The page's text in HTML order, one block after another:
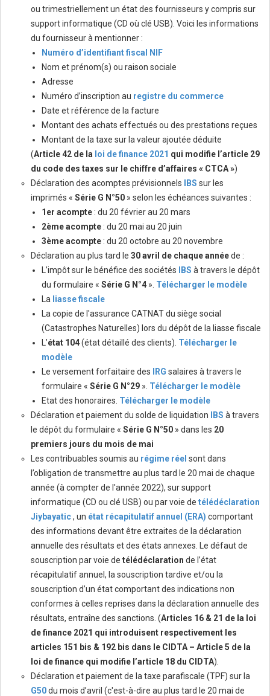
ou trimestriellement un état des fournisseurs y compris sur
support informatique (CD où clé USB). Voici les informations
du fournisseur à mentionner :
Numéro d’identifiant fiscal NIF
Nom et prénom(s) ou raison sociale
Adresse
Numéro d’inscription au registre du commerce
Date et référence de la facture
Montant des achats effectués ou des prestations reçues
Montant de la taxe sur la valeur ajoutée déduite
(Article 42 de la loi de finance 2021 qui modifie l’article 29
du code des taxes sur le chiffre d’affaires « CTCA »)
Déclaration des acomptes prévisionnels
IBS sur les
imprimés « Série G N°50 » selon les échéances suivantes :
1er acompte : du 20 février au 20 mars
2ème acompte : du 20 mai au 20 juin
3ème acompte : du 20 octobre au 20 novembre
Déclaration au plus tard le 30 avril de chaque annéede :
L’impôt sur le bénéfice des sociétés
IBS à travers le dépôt
du formulaire « Série G N°4 ». Télécharger le modèle
La liasse fiscale
La copie de l'assurance CATNAT du siège social
(Catastrophes Naturelles) lors du dépôt de la liasse fiscale
L’état 104(état détaillé des clients). Télécharger le
modèle
Le versement forfaitaire des
IRG salaires à travers le
formulaire « Série G N°29 ». Télécharger le modèle
Etat des honoraires. Télécharger le modèle
Déclaration et paiement du solde de liquidation
IBS à travers
le dépôt du formulaire « Série G N°50 » dans les 20
premiers jours du mois de mai
Les contribuables soumis au régime réel sont dans
l’obligation de transmettre au plus tard le 20 mai de chaque
année (à compter de l'année 2022), sur support
informatique (CD ou clé USB) ou par voie de télédéclaration
Jiybayatic, un état récapitulatif annuel (ERA) comportant
des informations devant être extraites de la déclaration
annuelle des résultats et des états annexes. Le défaut de
souscription par voie de télédéclaration de l’état
récapitulatif annuel, la souscription tardive et/ou la
souscription d’un état comportant des indications non
conformes à celles reprises dans la déclaration annuelle des
résultats, entraîne des sanctions. (Articles 16 & 21 de la loi
de finance 2021 qui introduisent respectivement les
articles 151 bis & 192 bis dans le CIDTA – Article 5 de la
loi de finance qui modifie l’article 18 du CIDTA).
Déclaration et paiement de la taxe parafiscale (TPF) sur la
G50du mois d’avril (c'est-à-dire au plus tard le 20 mai de